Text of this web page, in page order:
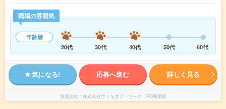
職場の雰囲気
年齢層
20代
30代 40代 50代 60代
気になる! 応募へ進む 詳しく見る
派遣会社 株式会社ウィルオブ・ワーク FO事業部